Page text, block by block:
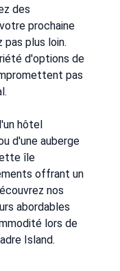
des
prochaine
pas plus loin.
d'options de
pas
hôtel
d'une auberge
île
offrant un
nos
abordables
lors de
Island.